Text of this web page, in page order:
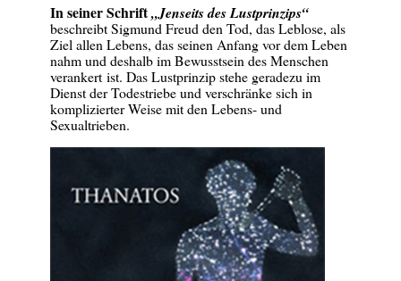
In seiner Schrift„Jenseits des Lustprinzips“
beschreibt Sigmund Freud den Tod, das Leblose, als
Ziel allen Lebens, das seinen Anfang vor dem Leben
nahm und deshalb im Bewusstsein des Menschen
verankert ist. Das Lustprinzip stehe geradezu im
Dienst der Todestriebe und verschränke sich in
komplizierter Weise mit den Lebens- und
Sexualtrieben.